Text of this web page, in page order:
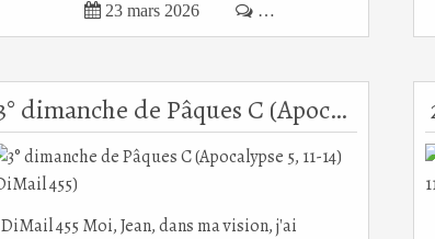
 23 mars 2026  …
3° dimanche de Pâques C (Apocalypse 5, 11-14) (DiMail 455)
DiMail 455 Moi, Jean, dans ma vision, j'ai